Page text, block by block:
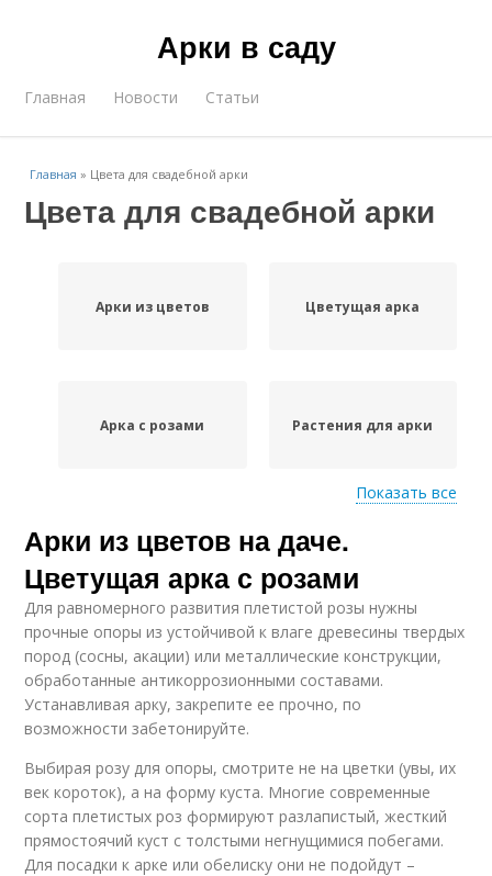
Арки в саду
Главная Новости Статьи
Главная » Цвета для свадебной арки
Цвета для свадебной арки
Арки из цветов Цветущая арка
Арка с розами Растения для арки
Цвета на даче Растения на арку
Показать все
Арки из цветов на даче.
Цветущая арка с розами
Для равномерного развития плетистой розы нужны
прочные опоры из устойчивой к влаге древесины твердых
пород (сосны, акации) или металлические конструкции,
обработанные антикоррозионными составами.
Устанавливая арку, закрепите ее прочно, по
возможности забетонируйте.
Выбирая розу для опоры, смотрите не на цветки (увы, их
век короток), а на форму куста. Многие современные
сорта плетистых роз формируют разлапистый, жесткий
прямостоячий куст с толстыми негнущимися побегами.
Для посадки к арке или обелиску они не подойдут –